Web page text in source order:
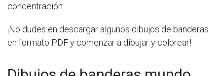
concentración.
¡No dudes en descargar algunos dibujos de banderas
en formato PDF y comenzar a dibujar y colorear!